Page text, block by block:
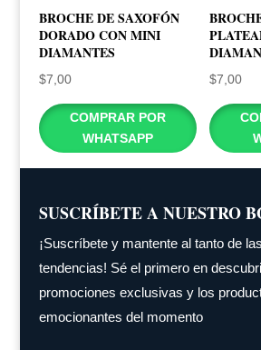
BROCHE DE SAXOFÓN
DORADO CON MINI
DIAMANTES
$7,00
COMPRAR POR
WHATSAPP
$7,00
SUSCRÍBETE A NUESTRO
¡Suscríbete y mantente al tanto de
tendencias! Sé el primero en
promociones exclusivas y los
emocionantes del momento